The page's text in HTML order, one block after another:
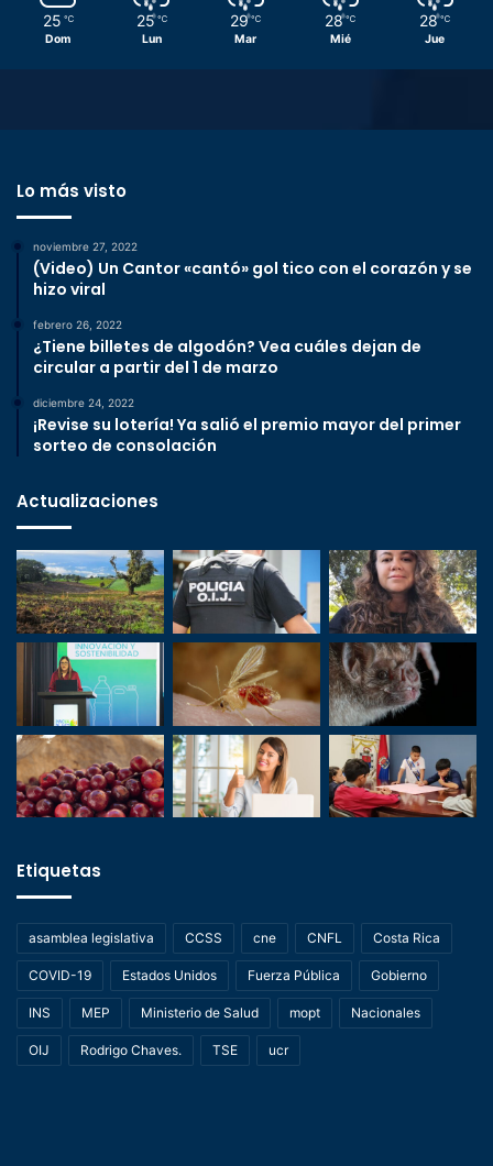
25 ℃
Dom
25 ℃
Lun
29 ℃
Mar
28 ℃
Mié
28 ℃
Jue
Lo más visto
noviembre 27, 2022
(Video) Un Cantor «cantó» gol tico con el corazón y se
hizo viral
febrero 26, 2022
¿Tiene billetes de algodón? Vea cuáles dejan de
circular a partir del 1 de marzo
diciembre 24, 2022
¡Revise su lotería! Ya salió el premio mayor del primer
sorteo de consolación
Actualizaciones
Etiquetas
asamblea legislativa CCSS cne CNFL Costa Rica
COVID-19 Estados Unidos Fuerza Pública Gobierno
INS MEP Ministerio de Salud mopt Nacionales
OIJ Rodrigo Chaves. TSE ucr